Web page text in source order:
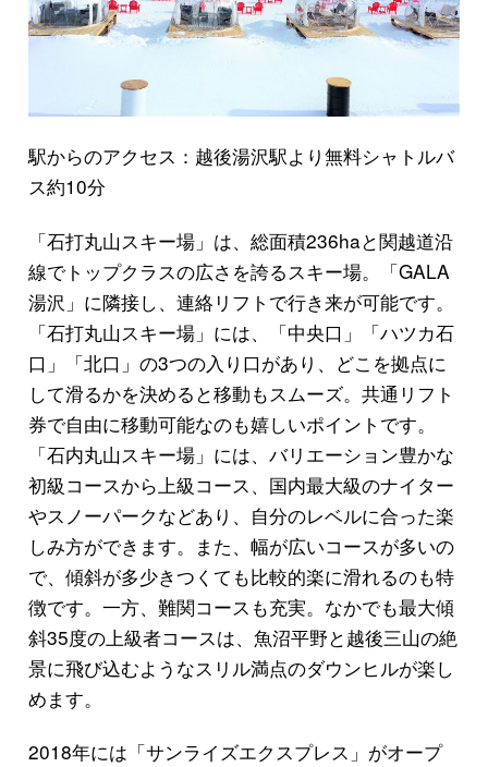
駅からのアクセス：越後湯沢駅より無料シャトルバ
ス約10分
「石打丸山スキー場」は、総面積236haと関越道沿
線でトップクラスの広さを誇るスキー場。「GALA
湯沢」に隣接し、連絡リフトで行き来が可能です。
「石打丸山スキー場」には、「中央口」「ハツカ石
口」「北口」の3つの入り口があり、どこを拠点に
して滑るかを決めると移動もスムーズ。共通リフト
券で自由に移動可能なのも嬉しいポイントです。
「石内丸山スキー場」には、バリエーション豊かな
初級コースから上級コース、国内最大級のナイター
やスノーパークなどあり、自分のレベルに合った楽
しみ方ができます。また、幅が広いコースが多いの
で、傾斜が多少きつくても比較的楽に滑れるのも特
徴です。一方、難関コースも充実。なかでも最大傾
斜35度の上級者コースは、魚沼平野と越後三山の絶
景に飛び込むようなスリル満点のダウンヒルが楽し
めます。
2018年には「サンライズエクスプレス」がオープ